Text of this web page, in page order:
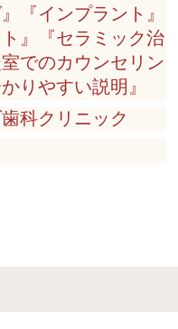
『インプラント』
』『セラミック治
でのカウンセリン
りやすい説明』
科クリニック